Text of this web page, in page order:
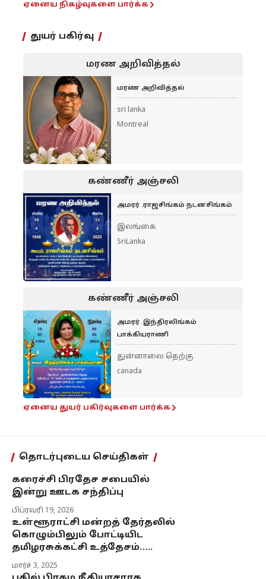
ஏனைய நிகழ்வுகளை பார்க்க
துயர் பகிர்வு
மரண அறிவித்தல்
மரண அறிவித்தல்
sri lanka
Montreal
கண்ணீர் அஞ்சலி
அமரர் .ராஜசிங்கம் நடனசிங்கம்
இலங்கை
SriLanka
கண்ணீர் அஞ்சலி
அமரர் .இந்திரலிங்கம்
பாக்கியராணி
துன்னாலை தெற்கு
canada
ஏனைய துயர் பகிர்வுகளை பார்க்க
தொடர்புடைய செய்திகள்
கரைச்சி பிரதேச சபையில்
இன்று ஊடக சந்திப்பு
பிப்ரவரி 19, 2026
உள்ளூராட்சி மன்றத் தேர்தலில்
கொழும்பிலும் போட்டியிட
தமிழரசுக்கட்சி உத்தேசம்…..
மார்ச் 3, 2025